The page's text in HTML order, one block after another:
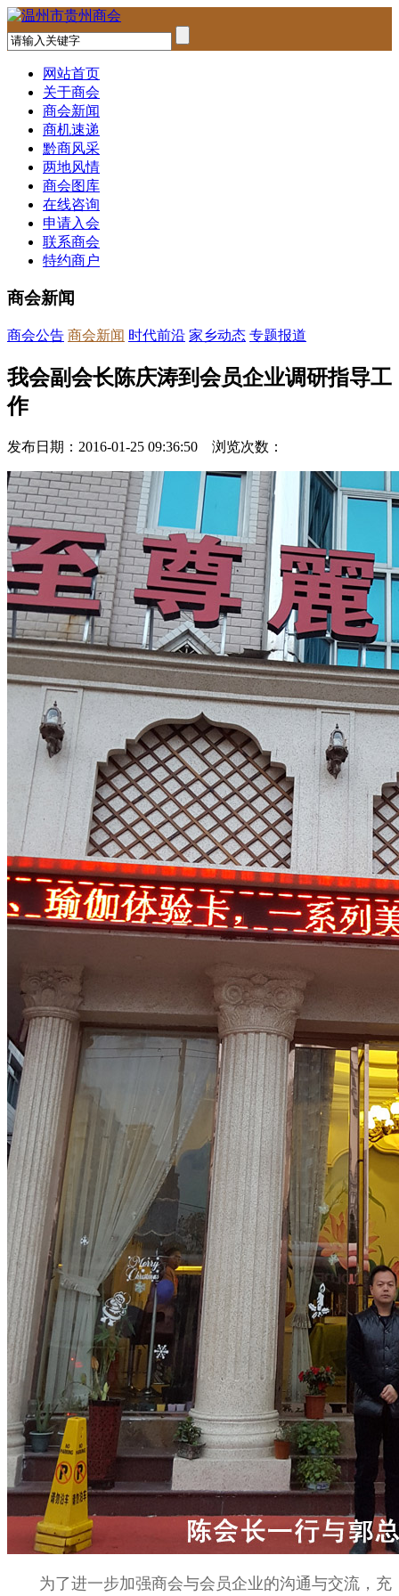
网站首页
关于商会
商会新闻
商机速递
黔商风采
两地风情
商会图库
在线咨询
申请入会
联系商会
特约商户
商会新闻
商会公告 商会新闻 时代前沿 家乡动态 专题报道
我会副会长陈庆涛到会员企业调研指导工
作
发布日期：2016-01-25 09:36:50 浏览次数：
为了进一步加强商会与会员企业的沟通与交流，充